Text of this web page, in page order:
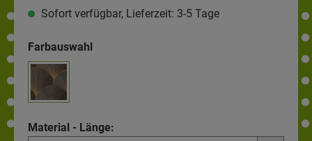
Sofort verfügbar, Lieferzeit: 3-5 Tage
Farbauswahl
Material - Länge: